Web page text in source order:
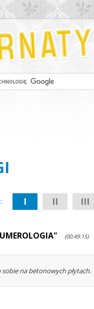
I II III
(00:49:15)
sobie na betonowych płytach.